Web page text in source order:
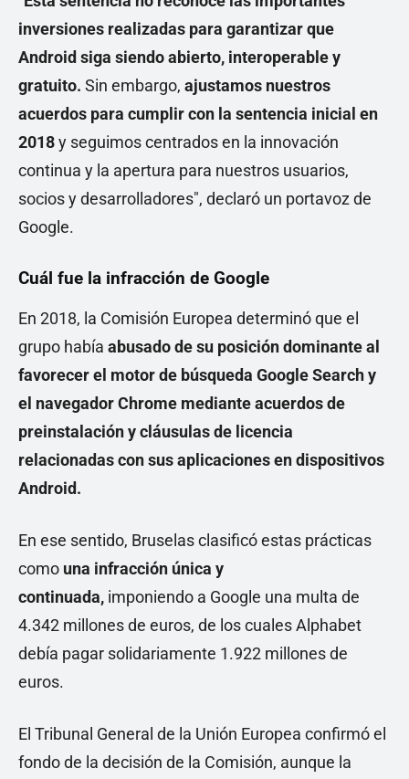
inversiones realizadas para garantizar que
Android siga siendo abierto, interoperable y
gratuito. Sin embargo, ajustamos nuestros
acuerdos para cumplir con la sentencia inicial en
2018y seguimos centrados en la innovación
continua y la apertura para nuestros usuarios,
socios y desarrolladores", declaró un portavoz de
Google.
Cuál fue la infracción de Google
En 2018, la Comisión Europea determinó que el
grupo había abusado de su posición dominante al
favorecer el motor de búsqueda Google Search y
el navegador Chrome mediante acuerdos de
preinstalación y cláusulas de licencia
relacionadas con sus aplicaciones en dispositivos
Android.
En ese sentido, Bruselas clasificó estas prácticas
como una infracción única y
continuada, imponiendo a Google una multa de
4.342 millones de euros, de los cuales Alphabet
debía pagar solidariamente 1.922 millones de
euros.
El Tribunal General de la Unión Europea confirmó el
fondo de la decisión de la Comisión, aunque la